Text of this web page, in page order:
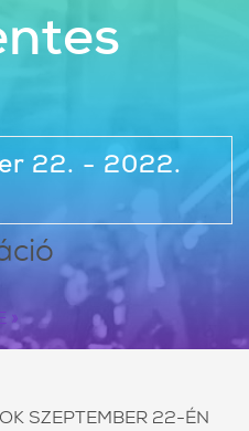
22. - 2022.
»
SZEPTEMBER 22-ÉN